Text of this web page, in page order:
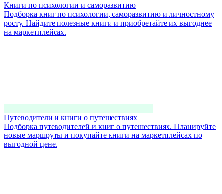
Книги по психологии и саморазвитию
Подборка книг по психологии, саморазвитию и личностному
росту. Найдите полезные книги и приобретайте их выгоднее
на маркетплейсах.
Путеводители и книги о путешествиях
Подборка путеводителей и книг о путешествиях. Планируйте
новые маршруты и покупайте книги на маркетплейсах по
выгодной цене.